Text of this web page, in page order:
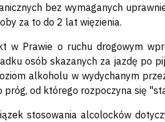
bez wymaganych
za to do 2 lat więzienia.
w Prawie o ruchu drogowym
osób skazanych za jazdę po
alkoholu w wydychanym
próg, od którego rozpoczyna się
stosowania alcolocków